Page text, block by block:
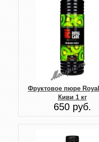
Фруктовое пюре
Киви 1 кг
650 руб.